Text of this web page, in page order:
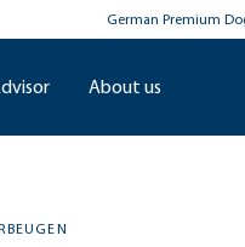
German Premium
About us